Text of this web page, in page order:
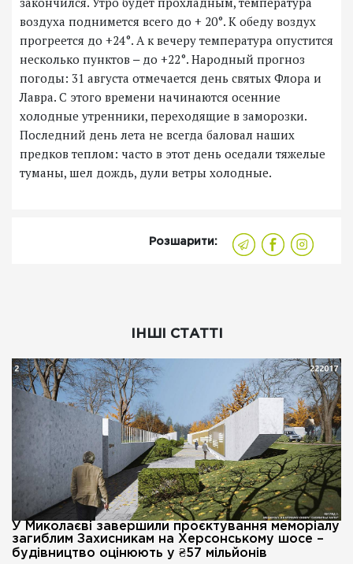
воздуха поднимется всего до + 20°. К обеду воздух
прогреется до +24°. А к вечеру температура опустится
несколько пунктов ‒ до +22°. Народный прогноз
погоды: 31 августа отмечается день святых Флора и
Лавра. С этого времени начинаются осенние
холодные утренники, переходящие в заморозки.
Последний день лета не всегда баловал наших
предков теплом: часто в этот день оседали тяжелые
туманы, шел дождь, дули ветры холодные.
Розшарити:
ІНШІ СТАТТІ
У Миколаєві завершили проєктування меморіалу
загиблим Захисникам на Херсонському шосе –
будівництво оцінюють у ₴57 мільйонів